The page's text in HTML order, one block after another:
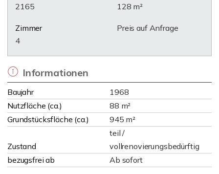
2165
128 m²
Zimmer
4
Preis auf Anfrage
Informationen
Baujahr
1968
Nutzfläche (ca.)
88 m²
Grundstücksfläche (ca.)
945 m²
Zustand
teil /
vollrenovierungsbedürftig
bezugsfrei ab
Ab sofort